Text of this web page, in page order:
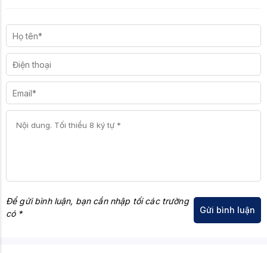
Để gửi bình luận, bạn cần nhập tối các trường
có *